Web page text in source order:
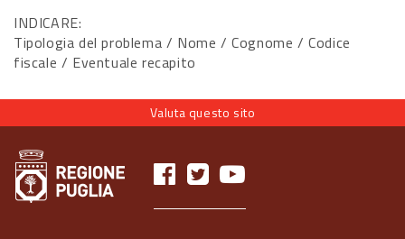
INDICARE:
Tipologia del problema / Nome / Cognome / Codice
fiscale / Eventuale recapito
Valuta questo sito